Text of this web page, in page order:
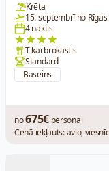
Krēta
15. septembrī no Rīgas
4 naktis
Tikai brokastis
Standard
Baseins
no675€personai
Cenā iekļauts: avio,